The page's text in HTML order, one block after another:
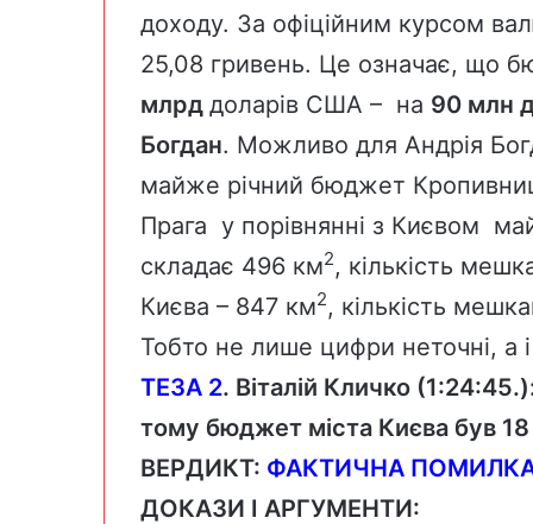
доходу. За офіційним курсом
25,08 гривень. Це означає, що
млрд доларів США – на 90 млн
Богдан. Можливо для Андрія
майже річний бюджет
Прага у порівнянні з Києвом
складає 496 км2, кількість
Києва – 847 км2, кількість
Тобто не лише цифри неточні, а
ТЕЗА 2. Віталій Кличко
тому бюджет міста Києва був
ВЕРДИКТ: ФАКТИЧНА
ДОКАЗИ І АРГУМЕНТИ: